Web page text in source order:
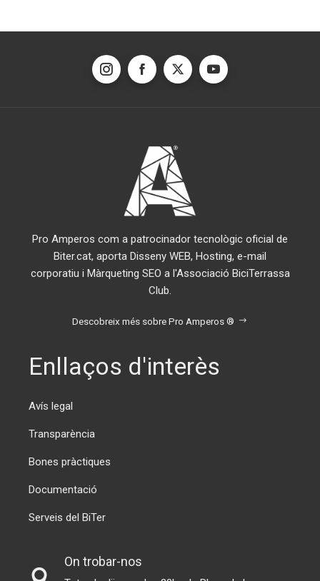
Pro Amperos com a patrocinador tecnològic oficial de
Biter.cat, aporta Disseny WEB, Hosting, e-mail
corporatiu i Màrqueting SEO a l'Associació BiciTerrassa
Club.
Descobreix més sobre Pro Amperos ®
Enllaços d'interès
Avís legal
Transparència
Bones pràctiques
Documentació
Serveis del BiTer
On trobar-nos